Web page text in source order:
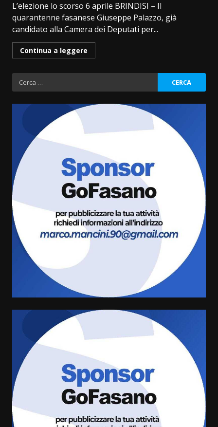
L’elezione lo scorso 6 aprile BRINDISI – Il
quarantenne fasanese Giuseppe Palazzo, già
candidato alla Camera dei Deputati per...
Continua a leggere
Ricerca
per:
Residenti di Savelletri scrivono
al Prefetto: “Noi cittadini di
5 Agosto 2026 06:15
A Savelletri torna la Sagra del
Pesce Spada: appuntamento a
sabato 8 agosto
L’abusivismo giornalistico è un
pericolo
3 Agosto 2026 17:22
Luca Fanigliulo è il nuovo
Presidente del Rotaract Club
Fasano
2 Agosto 2026 12:17